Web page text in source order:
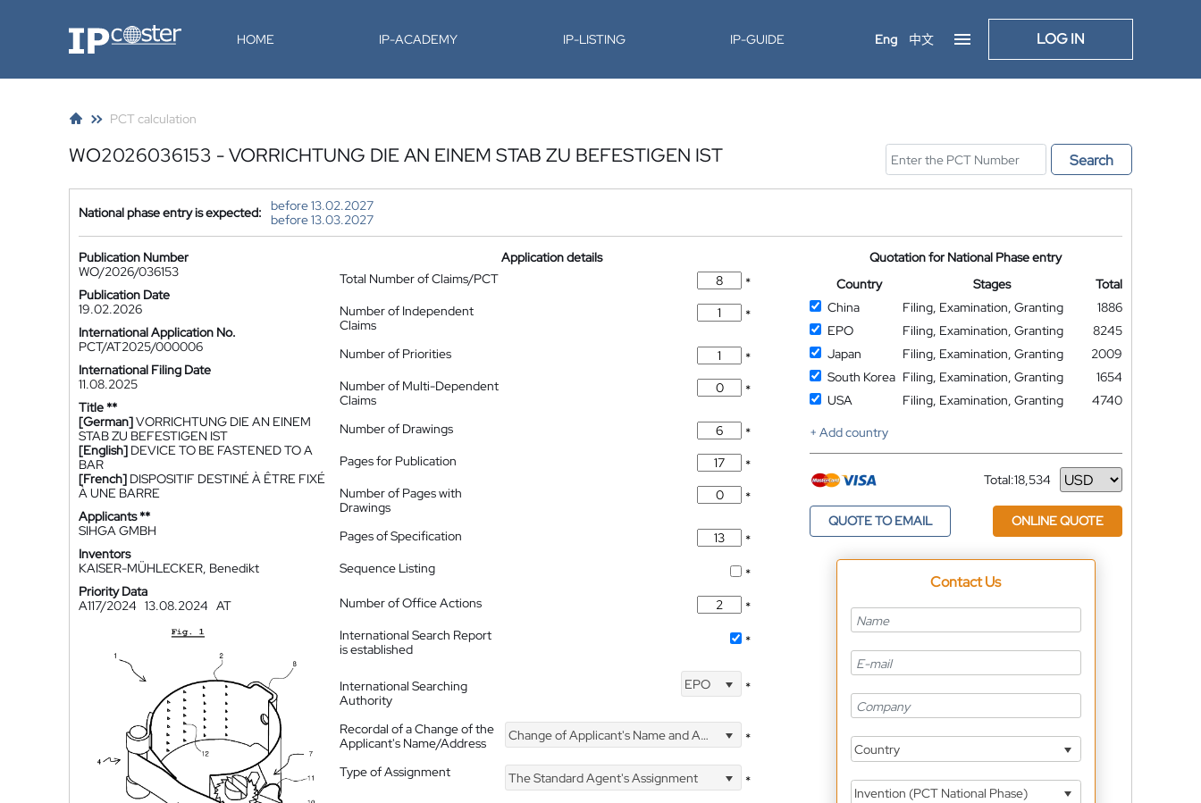
IP-Coster HOME IP-ACADEMY IP-LISTING IP-GUIDE Eng 中文 LOG IN
PCT calculation
WO2026036153 - VORRICHTUNG DIE AN EINEM STAB ZU BEFESTIGEN IST Search
National phase entry is expected:
before 13.02.2027
before 13.03.2027
Publication Number
WO/2026/036153
Publication Date
19.02.2026
International Application No.
PCT/AT2025/000006
International Filing Date
11.08.2025
Title **
[German]VORRICHTUNG DIE AN EINEM
STAB ZU BEFESTIGEN IST
[English] DEVICE TO BE FASTENED TO A
BAR
[French] DISPOSITIF DESTINÉ À ÊTRE FIXÉ
À UNE BARRE
Applicants **
SIHGA GMBH
Inventors
KAISER-MÜHLECKER, Benedikt
Priority Data
A117/2024 13.08.2024 AT
Application details
Total Number of Claims/PCT
*
Number of Independent
Claims
*
Number of Priorities
*
Number of Multi-Dependent
Claims
*
Number of Drawings
*
Pages for Publication
*
Number of Pages with
Drawings
*
Pages of Specification
*
Sequence Listing
*
Number of Office Actions
*
International Search Report
is established
*
International Searching
Authority
EPO *
Recordal of a Change of the
Applicant's Name/Address
Change of Applicant's Name and Address *
Type of Assignment The Standard Agent's Assignment
*
Quotation for National Phase entry
Country
Stages
Total
China
Filing, Examination, Granting
1886
EPO
Filing, Examination, Granting
8245
Japan
Filing, Examination, Granting
2009
South Korea Filing, Examination, Granting
1654
USA
Filing, Examination, Granting
4740
+ Add country
Total:18,534
Currency
QUOTE TO EMAIL ONLINE QUOTE
Contact Us
Country
Invention (PCT National Phase)